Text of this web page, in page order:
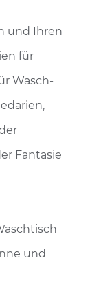
und Ihren
für
Wasch-
Fantasie
und